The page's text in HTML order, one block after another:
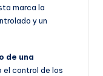
marca la
y un
de una
el control de los